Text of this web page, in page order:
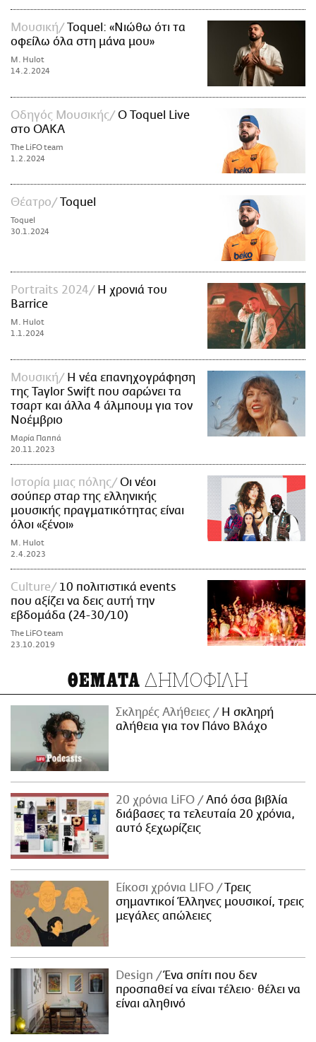
Μουσική
Toquel: «Νιώθω ότι τα
οφείλω όλα στη μάνα μου»
M. Hulot
14.2.2024
Οδηγός Μουσικής
Ο Toquel Live
στο ΟΑΚΑ
The LiFO team
1.2.2024
Θέατρο Toquel
Toquel
30.1.2024
Portraits 2024
Η χρονιά του
Barrice
M. Hulot
1.1.2024
Μουσική
Η νέα επανηχογράφηση
της Taylor Swift που σαρώνει τα
τσαρτ και άλλα 4 άλμπουμ για τον
Νοέμβριο
Μαρία Παππά
20.11.2023
Ιστορία μιας πόλης
Οι νέοι
σούπερ σταρ της ελληνικής
μουσικής πραγματικότητας είναι
όλοι «ξένοι»
M. Hulot
2.4.2023
Culture
10 πολιτιστικά events
που αξίζει να δεις αυτή την
εβδομάδα (24-30/10)
The LiFO team
23.10.2019
ΘΕΜΑΤΑ ΔΗΜΟΦΙΛΗ
Σκληρές Αλήθειες
H σκληρή
αλήθεια για τον Πάνο Βλάχο
20 χρόνια LiFO
Από όσα βιβλία
διάβασες τα τελευταία 20 χρόνια,
αυτό ξεχωρίζεις
Είκοσι χρόνια LIFO
Tρεις
σημαντικοί Έλληνες μουσικοί, τρεις
μεγάλες απώλειες
Design
Ένα σπίτι που δεν
προσπαθεί να είναι τέλειο· θέλει να
είναι αληθινό